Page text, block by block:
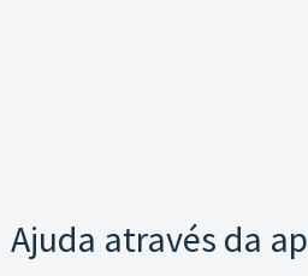
Ajuda através da